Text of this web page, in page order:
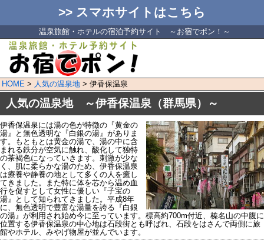
>> スマホサイトはこちら
温泉旅館・ホテルの宿泊予約サイト ～お宿でポン！～
HOME > 人気の温泉地 > 伊香保温泉
人気の温泉地 ～伊香保温泉（群馬県）～
伊香保温泉には湯の色が特徴の『黄金の
湯』と無色透明な『白銀の湯』がありま
す。もともとは黄金の湯で、湯の中に含
まれる鉄分が空気に触れ、酸化して独特
の茶褐色になっていきます。刺激が少な
く、肌に柔らかな湯のため、伊香保温泉
は療養や静養の地として多くの人を癒し
てきました。また特に体を芯から温め血
行を促すとして女性に優しい『子宝の
湯』として知られてきました。平成8年
に、無色透明で豊富な湯量を誇る『白銀
の湯』が利用され始め今に至っています。標高約700m付近、榛名山の中腹に
位置する伊香保温泉の中心地は石段街とも呼ばれ、石段をはさんで両側に旅
館やホテル、みやげ物屋が並んでいます。